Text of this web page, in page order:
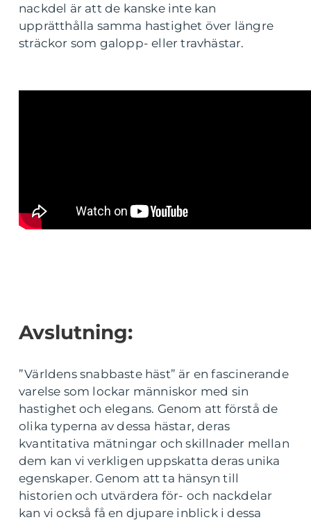
nackdel är att de kanske inte kan
upprätthålla samma hastighet över längre
sträckor som galopp- eller travhästar.
Avslutning:
”Världens snabbaste häst” är en fascinerande
varelse som lockar människor med sin
hastighet och elegans. Genom att förstå de
olika typerna av dessa hästar, deras
kvantitativa mätningar och skillnader mellan
dem kan vi verkligen uppskatta deras unika
egenskaper. Genom att ta hänsyn till
historien och utvärdera för- och nackdelar
kan vi också få en djupare inblick i dessa